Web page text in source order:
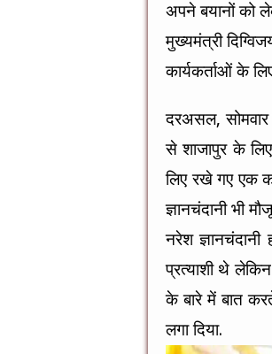
अपने बयानों को
मुख्यमंत्री
कार्यकर्ताओं के
दरअसल, सोमवार
से शाजापुर के
लिए रखे गए एक
ज्ञानचंदानी भी
नरेश
प्रत्याशी थे
के बारे में बात करते
लगा दिया.